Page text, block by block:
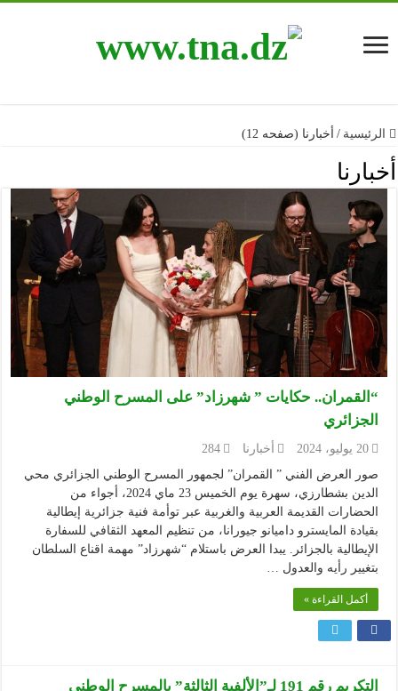
الرئيسية / أخبارنا (صفحه 12)
أخبارنا
“القمران.. حكايات ” شهرزاد” على المسرح الوطني
الجزائري
20 يوليو، 2024 أخبارنا
284
صور العرض الفني ” القمران” لجمهور المسرح الوطني الجزائري محي
الدين بشطارزي، سهرة يوم الخميس 23 ماي 2024، أجواء من
الحضارات القديمة العربية والغربية عبر توأمة فنية جزائرية إيطالية
بقيادة المايسترو داميانو جيورانا، من تنظيم المعهد الثقافي للسفارة
الإيطالية بالجزائر. يبدا العرض باستلام “شهرزاد” مهمة اقناع السلطان
بتغيير رأيه والعدول …
أكمل القراءة »
التكريم رقم 191 لـ”الألفية الثالثة” بالمسرح الوطني